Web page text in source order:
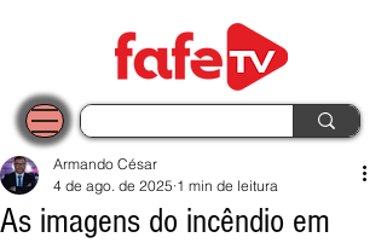
As imagens do incêndio em
Armando César
4 de ago. de 2025 1 min de leitura